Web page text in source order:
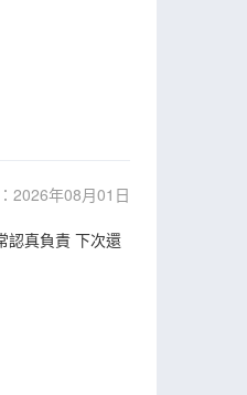
2026年08月01日
認真負責 下次還